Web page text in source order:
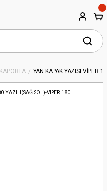
KAPORTA YAN KAPAK YAZISI VİPER